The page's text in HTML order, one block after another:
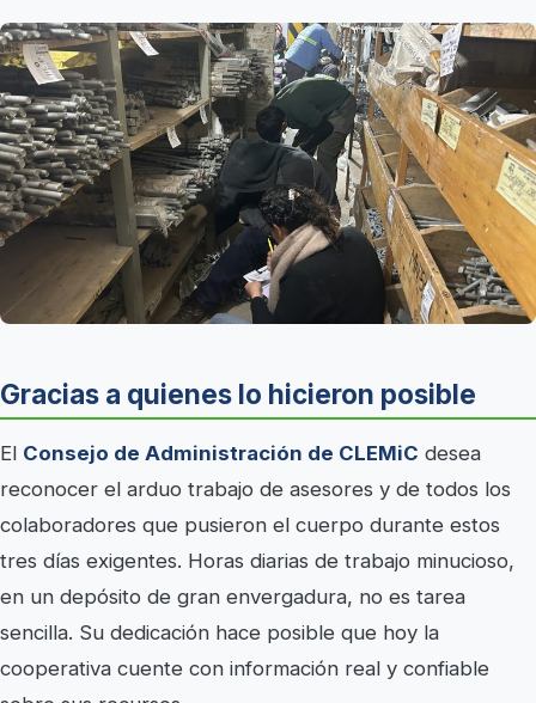
Gracias a quienes lo hicieron posible
El Consejo de Administración de CLEMiC desea
reconocer el arduo trabajo de asesores y de todos los
colaboradores que pusieron el cuerpo durante estos
tres días exigentes. Horas diarias de trabajo minucioso,
en un depósito de gran envergadura, no es tarea
sencilla. Su dedicación hace posible que hoy la
cooperativa cuente con información real y confiable